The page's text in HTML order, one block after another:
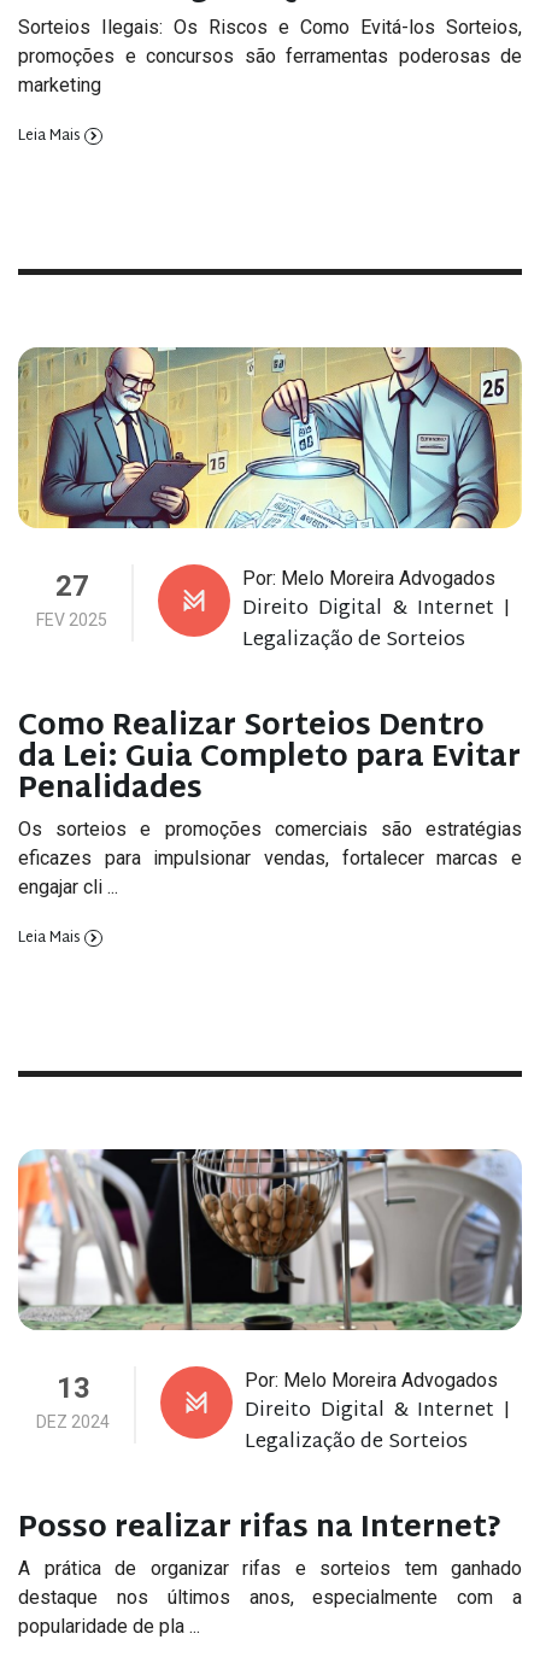
Sorteios Ilegais: Os Riscos e Como Evitá-los Sorteios,
promoções e concursos são ferramentas poderosas de
marketing
Leia Mais
27
FEV 2025
Por: Melo Moreira Advogados
Direito Digital & Internet |
Legalização de Sorteios
Como Realizar Sorteios Dentro
da Lei: Guia Completo para Evitar
Penalidades
Os sorteios e promoções comerciais são estratégias
eficazes para impulsionar vendas, fortalecer marcas e
engajar cli ...
Leia Mais
13
DEZ 2024
Por: Melo Moreira Advogados
Direito Digital & Internet |
Legalização de Sorteios
Posso realizar rifas na Internet?
A prática de organizar rifas e sorteios tem ganhado
destaque nos últimos anos, especialmente com a
popularidade de pla ...